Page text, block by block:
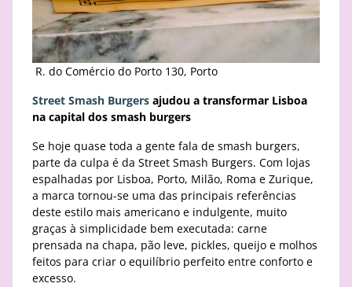
R. do Comércio do Porto 130, Porto
Street Smash Burgers ajudou a transformar Lisboa
na capital dos smash burgers
Se hoje quase toda a gente fala de smash burgers,
parte da culpa é da Street Smash Burgers. Com lojas
espalhadas por Lisboa, Porto, Milão, Roma e Zurique,
a marca tornou-se uma das principais referências
deste estilo mais americano e indulgente, muito
graças à simplicidade bem executada: carne
prensada na chapa, pão leve, pickles, queijo e molhos
feitos para criar o equilíbrio perfeito entre conforto e
excesso.